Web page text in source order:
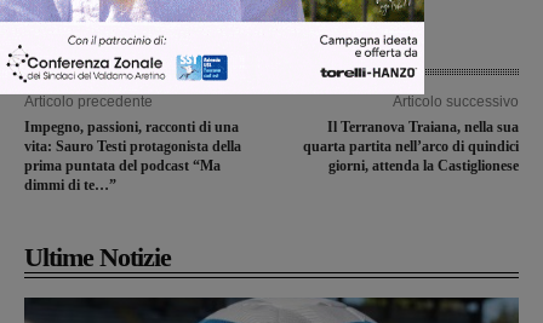
Articolo precedente
Impegno, passioni, racconti di una
vita: Sauro Testi protagonista della
prima puntata del podcast “Ma
dimmi di te…”
Articolo successivo
Il Terranova Traiana, nella sua
quarta partita nell’arco di quindici
giorni, attenda la Castiglionese
Ultime Notizie